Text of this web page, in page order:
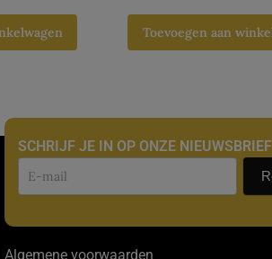
Toevoegen aan
SCHRIJF JE IN OP ONZE NIEUWSBRIEF
Nieuwsbrief
Algemene voorwaarden